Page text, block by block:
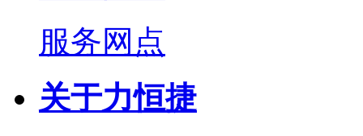
服务网点
关于力恒捷